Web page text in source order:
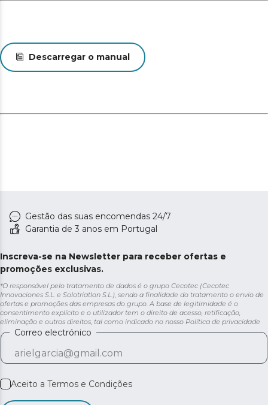
Descarregar o manual
Gestão das suas encomendas 24/7
Garantia de 3 anos em Portugal
Inscreva-se na Newsletter para receber ofertas e
promoções exclusivas.
*O responsável pelo tratamento de dados é o grupo Cecotec (Cecotec
Innovaciones S.L. e Solotriatlon S.L.), sendo a finalidade do tratamento o envio de
ofertas e promoções das empresas do grupo. A base de legitimidade é o
consentimento explícito e o utilizador tem o direito de acesso, retificação,
eliminação e outros direitos, tal como indicado no nosso Política de privacidade
Correo electrónico
Aceito a Termos e Condições